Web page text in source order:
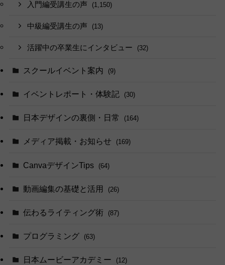
入門編受講生の声 (1,150)
中級編受講生の声 (13)
活躍中の卒業生にインタビュー (32)
スクールイベント案内 (9)
イベントレポート・体験記 (30)
日本デザインの裏側・日常 (164)
メディア掲載・お知らせ (169)
CanvaデザインTips (64)
動画編集の基礎と活用 (26)
伝わるライティング術 (87)
プログラミング (63)
日本ムービーアカデミー (12)